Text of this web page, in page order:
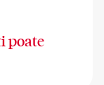
poate